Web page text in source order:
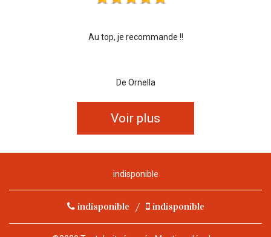
Au top, je recommande !!
De Ornella
Voir plus
indisponible
indisponible / indisponible